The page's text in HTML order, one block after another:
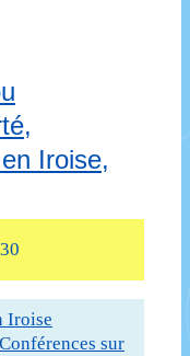
Iroise,
Iroise
Conférences sur